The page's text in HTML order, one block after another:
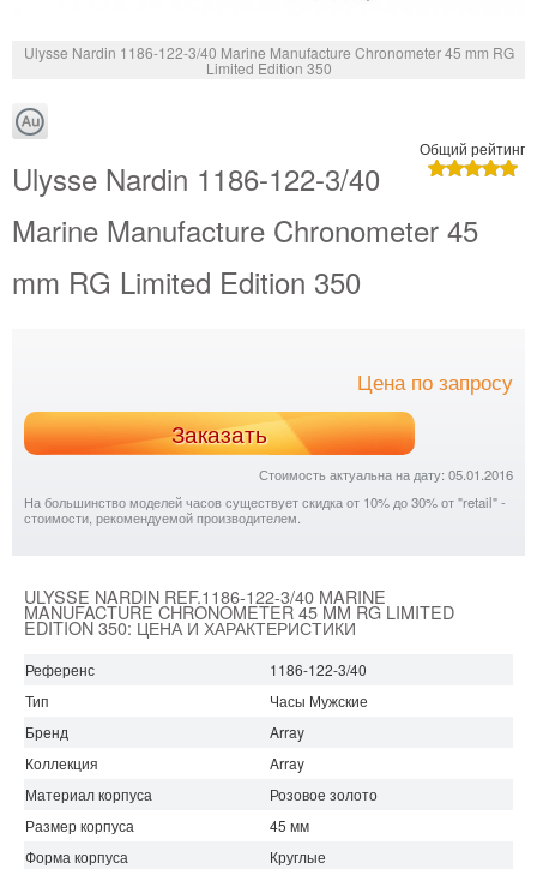
Ulysse Nardin 1186-122-3/40 Marine Manufacture Chronometer 45 mm RG
Limited Edition 350
Общий рейтинг
Ulysse Nardin 1186-122-3/40
Marine Manufacture Chronometer 45
mm RG Limited Edition 350
Цена по запросу
Заказать
Стоимость актуальна на дату: 05.01.2016
На большинство моделей часов существует скидка от 10% до 30% от "retail" -
стоимости, рекомендуемой производителем.
ULYSSE NARDIN REF.1186-122-3/40 MARINE
MANUFACTURE CHRONOMETER 45 MM RG LIMITED
EDITION 350: ЦЕНА И ХАРАКТЕРИСТИКИ
Референс
1186-122-3/40
Тип
Часы Мужские
Бренд
Array
Коллекция
Array
Материал корпуса
Розовое золото
Размер корпуса
45 мм
Форма корпуса
Круглые